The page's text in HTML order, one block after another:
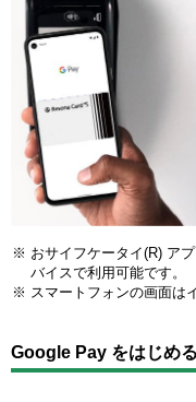
おサイフケータイ(R) ア
バイスで利用可能です。
スマートフォンの画面は
Google Pay をはじめる